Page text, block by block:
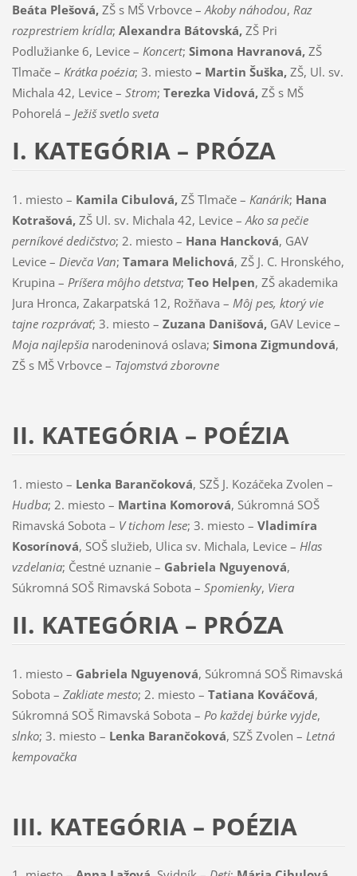
Beáta Plešová, ZŠ s MŠ Vrbovce – Akoby náhodou, Raz
rozprestriem krídla; Alexandra Bátovská, ZŠ Pri
Podlužianke 6, Levice – Koncert; Simona Havranová, ZŠ
Tlmače – Krátka poézia; 3. miesto – Martin Šuška, ZŠ, Ul. sv.
Michala 42, Levice – Strom; Terezka Vidová, ZŠ s MŠ
Pohorelá – Ježiš svetlo sveta
I. KATEGÓRIA – PRÓZA
1. miesto – Kamila Cibulová, ZŠ Tlmače – Kanárik; Hana
Kotrašová, ZŠ Ul. sv. Michala 42, Levice – Ako sa pečie
perníkové dedičstvo; 2. miesto – Hana Hancková, GAV
Levice – Dievča Van; Tamara Melichová, ZŠ J. C. Hronského,
Krupina – Príšera môjho detstva; Teo Helpen, ZŠ akademika
Jura Hronca, Zakarpatská 12, Rožňava – Môj pes, ktorý vie
tajne rozprávať; 3. miesto – Zuzana Danišová,GAV Levice –
Moja najlepšia narodeninová oslava; Simona Zigmundová,
ZŠ s MŠ Vrbovce – Tajomstvá zborovne
II. KATEGÓRIA – POÉZIA
1. miesto – Lenka Barančoková, SZŠ J. Kozáčeka Zvolen –
Hudba; 2. miesto – Martina Komorová, Súkromná SOŠ
Rimavská Sobota – V tichom lese; 3. miesto – Vladimíra
Kosorínová, SOŠ služieb, Ulica sv. Michala, Levice – Hlas
vzdelania; Čestné uznanie – Gabriela Nguyenová,
Súkromná SOŠ Rimavská Sobota – Spomienky, Viera
II. KATEGÓRIA – PRÓZA
1. miesto – Gabriela Nguyenová, Súkromná SOŠ Rimavská
Sobota – Zakliate mesto; 2. miesto – Tatiana Kováčová,
Súkromná SOŠ Rimavská Sobota – Po každej búrke vyjde,
slnko; 3. miesto – Lenka Barančoková, SZŠ Zvolen – Letná
kempovačka
III. KATEGÓRIA – POÉZIA